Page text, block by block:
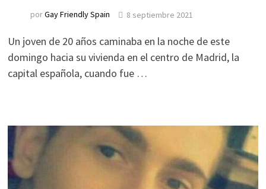
porGay Friendly Spain 8 septiembre 2021
Un joven de 20 años caminaba en la noche de este
domingo hacia su vivienda en el centro de Madrid, la
capital española, cuando fue …